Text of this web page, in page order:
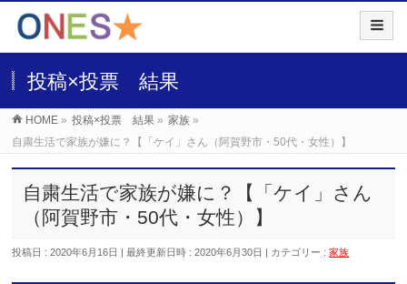
投稿×投票 結果
HOME » 投稿×投票 結果 » 家族 »
自粛生活で家族が嫌に？【「ケイ」さん（阿賀野市・50代・女性）】
自粛生活で家族が嫌に？【「ケイ」さん
（阿賀野市・50代・女性）】
投稿日 : 2020年6月16日 最終更新日時 : 2020年6月30日 カテゴリー :家族